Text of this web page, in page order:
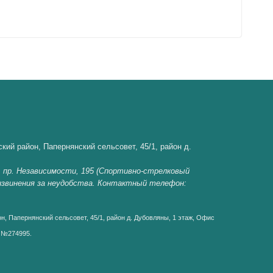
район, Папернянский сельсовет, 45/1, район д.
Независимости, 195 (Спортивно-стрелковый
за неудобства. Контактный телефон:
Папернянский сельсовет, 45/1, район д. Дубовляны, 1 этаж, Офис
№274995.